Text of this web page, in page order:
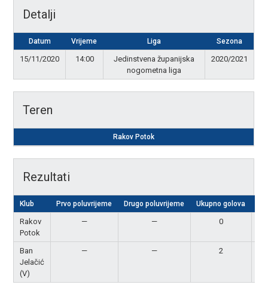
Detalji
Datum Vrijeme Liga Sezona
15/11/2020 14:00
Jedinstvena županijska
nogometna liga
2020/2021
Teren
Rakov Potok
Rezultati
Klub Prvo poluvrijeme Drugo poluvrijeme Ukupno golova
Rakov
Potok
— — 0
Ban
Jelačić
(V)
— — 2